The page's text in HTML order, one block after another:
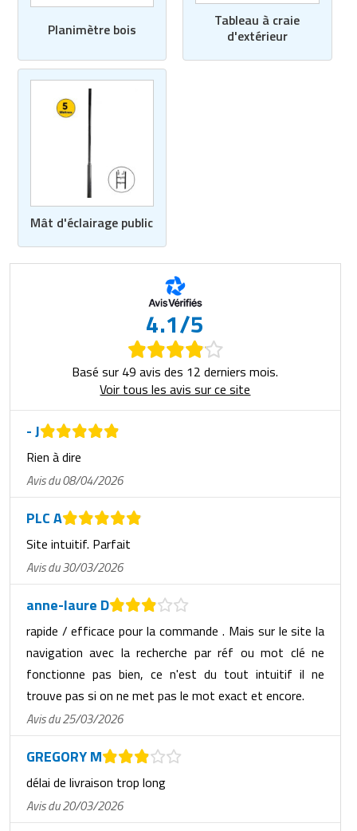
Planimètre bois
Tableau à craie
d'extérieur
Mât d'éclairage public
4.1/5
Basé sur 49 avis des 12 derniers mois.
Voir tous les avis sur ce site
- J
Rien à dire
Avis du 08/04/2026
PLC A
Site intuitif. Parfait
Avis du 30/03/2026
anne-laure D
rapide / efficace pour la commande . Mais sur le site la
navigation avec la recherche par réf ou mot clé ne
fonctionne pas bien, ce n'est du tout intuitif il ne
trouve pas si on ne met pas le mot exact et encore.
Avis du 25/03/2026
GREGORY M
délai de livraison trop long
Avis du 20/03/2026